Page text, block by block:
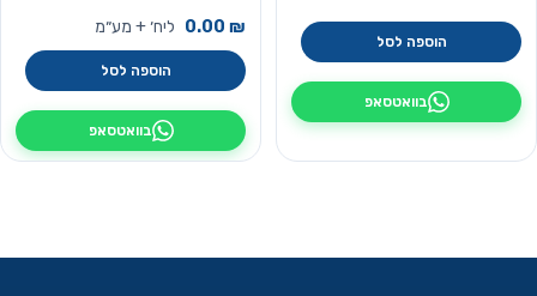
הוספה לסל
בוואטסאפ
0.00 ₪ ליח׳ + מע״מ
הוספה לסל
בוואטסאפ